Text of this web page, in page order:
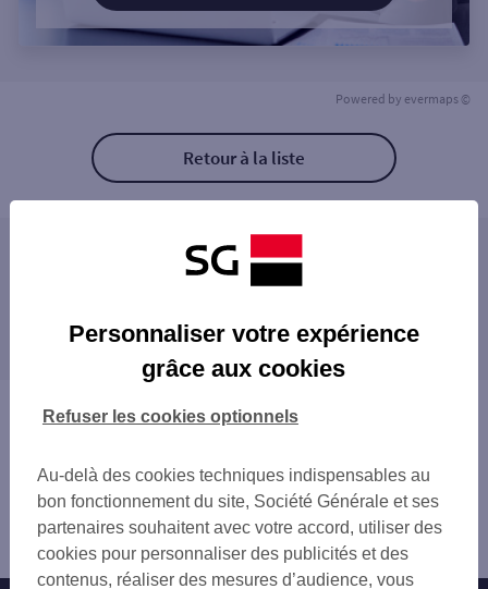
Powered by evermaps ©
Retour à la liste
Les agences SG PRO à proximité
ECULLY
CHAMPAGNE MONT D OR
TARARE
LYON POINT DU JOUR
GENAY NEUVILLE S/S
LYON CROIX ROUSSE 4E
CALUIRE MONTESSUY
STE FOY LES LYON
proximité
ÉCULLY
FRANCHEVILLE
CALUIRE-ET-CUIRE
LYON
SAINTE-FOY-LÈS-LYON
Vous êtes ici : Accueil
l'Arbresle
Personnaliser votre expérience
grâce aux cookies
Au-delà des cookies techniques indispensables au
bon fonctionnement du site, Société Générale et ses
partenaires souhaitent avec votre accord, utiliser des
cookies pour personnaliser des publicités et des
contenus, réaliser des mesures d’audience, vous
Refuser les cookies optionnels